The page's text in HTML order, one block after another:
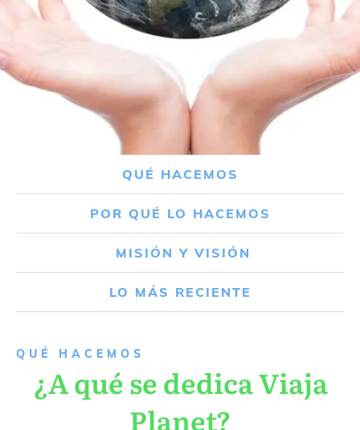
QUÉ HACEMOS
POR QUÉ LO HACEMOS
MISIÓN Y VISIÓN
LO MÁS RECIENTE
QUÉ HACEMOS
¿A qué se dedica Viaja
Planet?